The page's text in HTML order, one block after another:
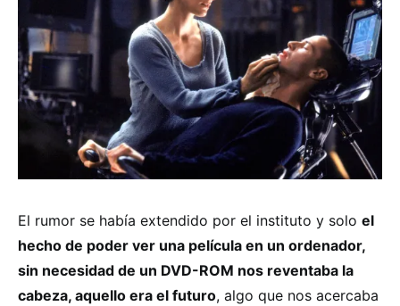
El rumor se había extendido por el instituto y solo el
hecho de poder ver una película en un ordenador,
sin necesidad de un DVD-ROM nos reventaba la
cabeza, aquello era el futuro, algo que nos acercaba